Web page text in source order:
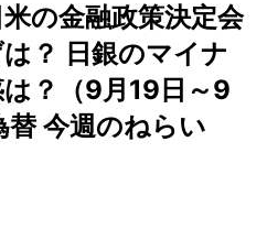
の金融政策決定会
？ 日銀のマイナ
？（9月19日～9
替 今週のねらい